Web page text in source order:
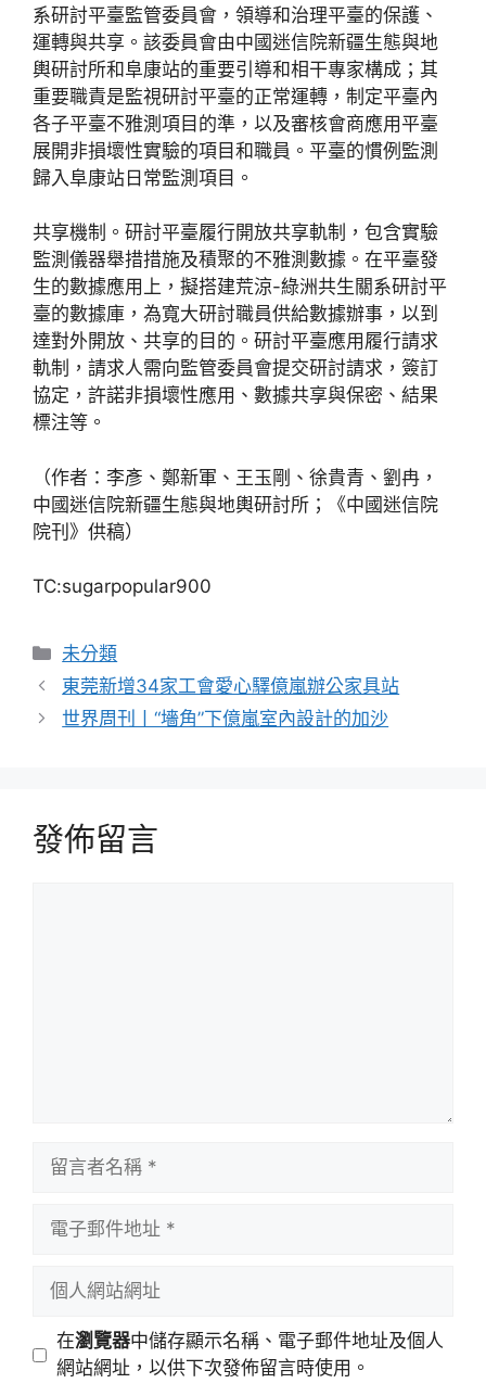
系研討平臺監管委員會，領導和治理平臺的保護、
運轉與共享。該委員會由中國迷信院新疆生態與地
輿研討所和阜康站的重要引導和相干專家構成；其
重要職責是監視研討平臺的正常運轉，制定平臺內
各子平臺不雅測項目的準，以及審核會商應用平臺
展開非損壞性實驗的項目和職員。平臺的慣例監測
歸入阜康站日常監測項目。
共享機制。研討平臺履行開放共享軌制，包含實驗
監測儀器舉措措施及積聚的不雅測數據。在平臺發
生的數據應用上，擬搭建荒涼-綠洲共生關系研討平
臺的數據庫，為寬大研討職員供給數據辦事，以到
達對外開放、共享的目的。研討平臺應用履行請求
軌制，請求人需向監管委員會提交研討請求，簽訂
協定，許諾非損壞性應用、數據共享與保密、結果
標注等。
（作者：李彥、鄭新軍、王玉剛、徐貴青、劉冉，
中國迷信院新疆生態與地輿研討所；《中國迷信院
院刊》供稿）
TC:sugarpopular900
分
類
未分類
東莞新增34家工會愛心驛億嵐辦公家具站
世界周刊丨“墻角”下億嵐室內設計的加沙
發佈留言
址
站
在瀏覽器中儲存顯示名稱、電子郵件地址及個人
網站網址，以供下次發佈留言時使用。